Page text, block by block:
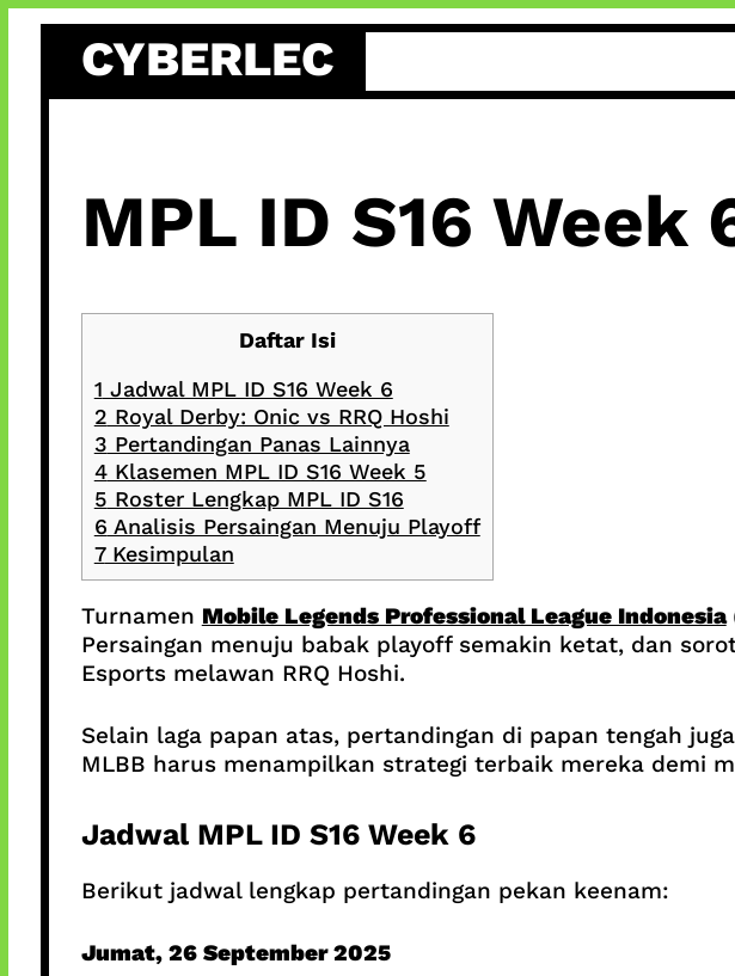
content
CYBERLEC
MPL ID S16 Week
Daftar Isi
1 Jadwal MPL ID S16 Week 6
2 Royal Derby: Onic vs RRQ Hoshi
3 Pertandingan Panas Lainnya
4Klasemen MPL ID S16 Week 5
5 Roster Lengkap MPL ID S16
6 Analisis Persaingan Menuju Playoff
7Kesimpulan
Turnamen Mobile Legends Professional League Indonesia
Persaingan menuju babak playoff semakin ketat, dan
Esports melawan RRQ Hoshi.
Selain laga papan atas, pertandingan di papan tengah
MLBB harus menampilkan strategi terbaik mereka demi
Jadwal MPL ID S16 Week 6
Berikut jadwal lengkap pertandingan pekan keenam:
Jumat, 26 September 2025